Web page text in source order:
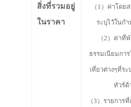
สิ่งที่รวมอยู่
ในราคา
（1）ค่าโดย
ระบุไว้ในก
（2）ค่าที่
ธรรมเนียมกา
เที่ยวต่างๆที่ร
ทัวร์ด้
（3）รายการ